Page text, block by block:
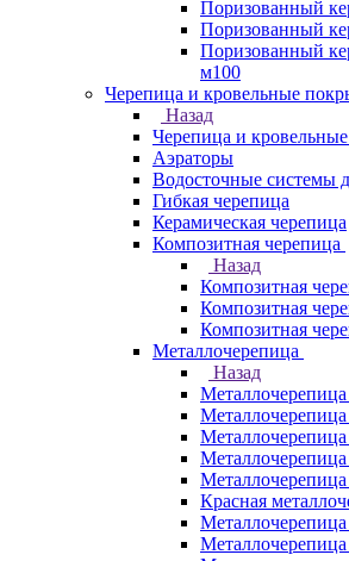
Поризованный
Поризованный
Поризованный
м100
Черепица и кровельные
Назад
Черепица и
Аэраторы
Водосточные системы
Гибкая черепица
Керамическая черепица
Композитная черепица
Назад
Композитная
Композитная
Композитная
Металлочерепица
Назад
Металлочерепица
Красная